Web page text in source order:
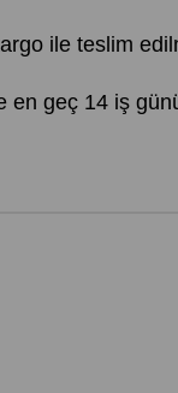
ile teslim
geç 14 iş